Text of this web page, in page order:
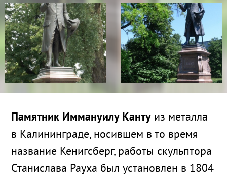
Памятник Иммануилу Канту из металла
в Калининграде, носившем в то время
название Кенигсберг, работы скульптора
Станислава Рауха был установлен в 1804